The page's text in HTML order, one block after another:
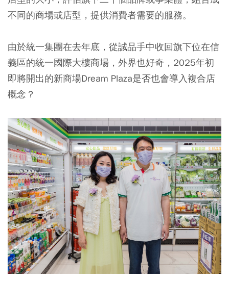
不同的商場或店型，提供消費者需要的服務。
由於統一集團在去年底，從誠品手中收回旗下位在信
義區的統一國際大樓商場，外界也好奇，2025年初
即將開出的新商場Dream Plaza是否也會導入複合店
概念？